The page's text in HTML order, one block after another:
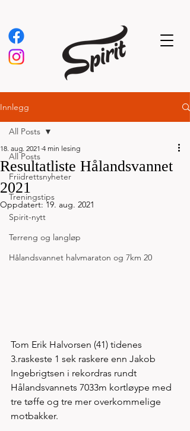
Innlegg
All Posts
Friidrettsnyheter
Treningstips
Spirit-nytt
Terreng og langløp
Hålandsvannet halvmaraton og 7km 20
All Posts
Resultatliste Hålandsvannet
2021
18. aug. 2021 4 min lesing
Oppdatert: 19. aug. 2021
Tom Erik Halvorsen (41) tidenes
3.raskeste 1 sek raskere enn Jakob
Ingebrigtsen i rekordras rundt
Hålandsvannets 7033m kortløype med
tre tøffe og tre mer overkommelige
motbakker.